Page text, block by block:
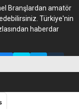
Branşlardan amatör
Türkiye'nin
haberdar